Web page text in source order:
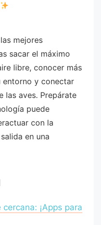
mejores
sacar el máximo
libre, conocer más
entorno y conectar
las aves. Prepárate
puede
con la
en una
¡Apps para